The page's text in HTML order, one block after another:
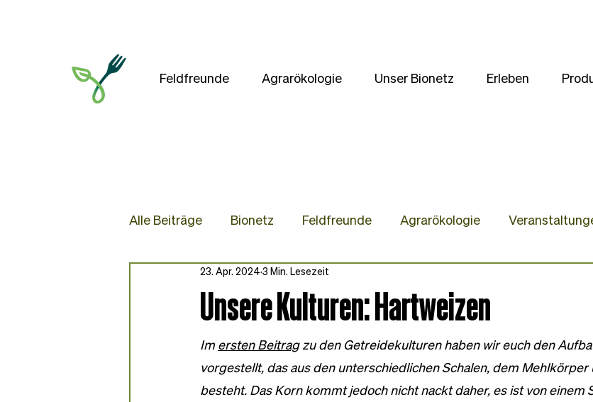
Feldfreunde Agrarökologie Unser Bionetz Erleben
Alle Beiträge Bionetz Feldfreunde Agrarökologie
Blog Rezepte
Unsere Kulturen: Hartweizen
23. Apr. 2024 3 Min. Lesezeit
Im ersten Beitrag zu den Getreidekulturen haben wir euch den
vorgestellt, das aus den unterschiedlichen Schalen, dem
besteht. Das Korn kommt jedoch nicht nackt daher, es ist von einem